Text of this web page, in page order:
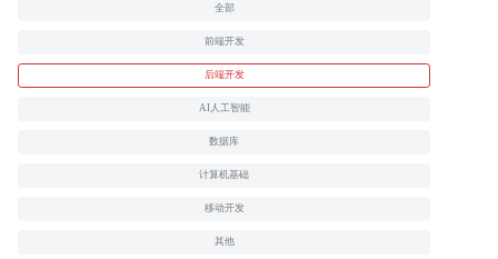
全部
前端开发
后端开发
AI人工智能
数据库
计算机基础
移动开发
其他
TRAE AI 开发 Python Django 后台管理系统